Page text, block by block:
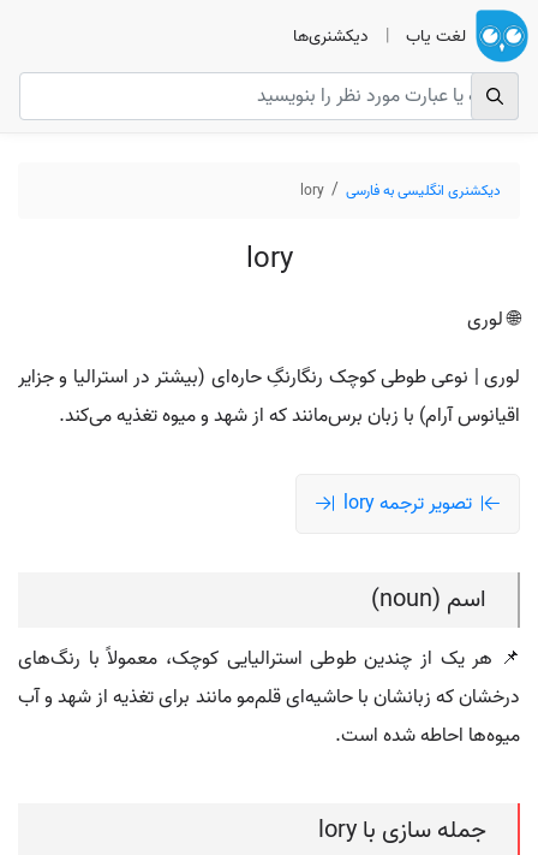
لغت یاب | دیکشنری‌ها
دیکشنری انگلیسی به فارسی lory
lory
🌐 لوری
لوری | نوعی طوطی کوچک رنگارنگِ حاره‌ای (بیشتر در استرالیا و جزایر
اقیانوس آرام) با زبان برس‌مانند که از شهد و میوه تغذیه می‌کند.
تصویر ترجمه lory
اسم (noun)
📌 هر یک از چندین طوطی استرالیایی کوچک، معمولاً با رنگ‌های
درخشان که زبانشان با حاشیه‌ای قلم‌مو مانند برای تغذیه از شهد و آب
میوه‌ها احاطه شده است.
جمله سازی با lory